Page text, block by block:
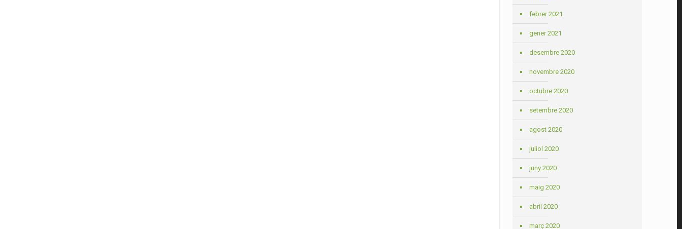
febrer 2021
gener 2021
desembre 2020
novembre 2020
octubre 2020
setembre 2020
agost 2020
juliol 2020
juny 2020
maig 2020
abril 2020
març 2020